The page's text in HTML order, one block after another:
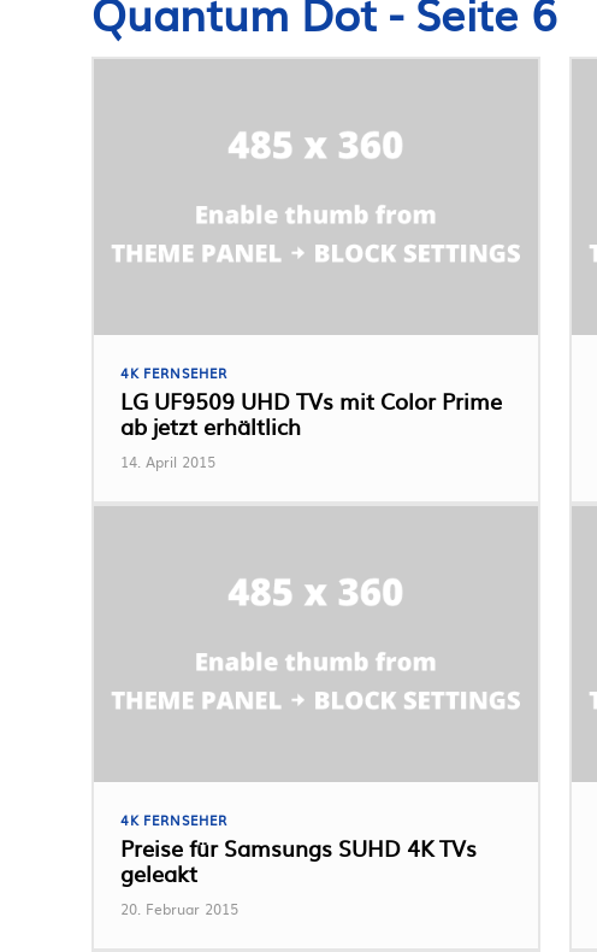
4K FERNSEHER
LG UF9509 UHD TVs mit Color Prime
ab jetzt erhältlich
14. April 2015
4K FERNSEHER
Preise für Samsungs SUHD 4K TVs
geleakt
20. Februar 2015